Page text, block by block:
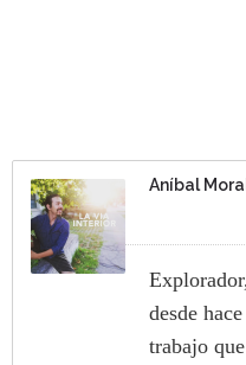
Aníbal
desde
trabajo